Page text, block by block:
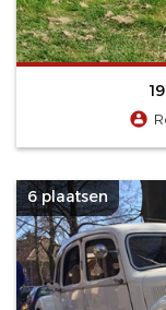
6 plaatsen